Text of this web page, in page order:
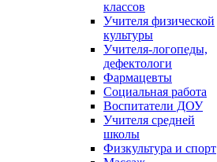
классов
Учителя физической
культуры
Учителя-логопеды,
дефектологи
Фармацевты
Социальная работа
Воспитатели ДОУ
Учителя средней
школы
Физкультура и спорт